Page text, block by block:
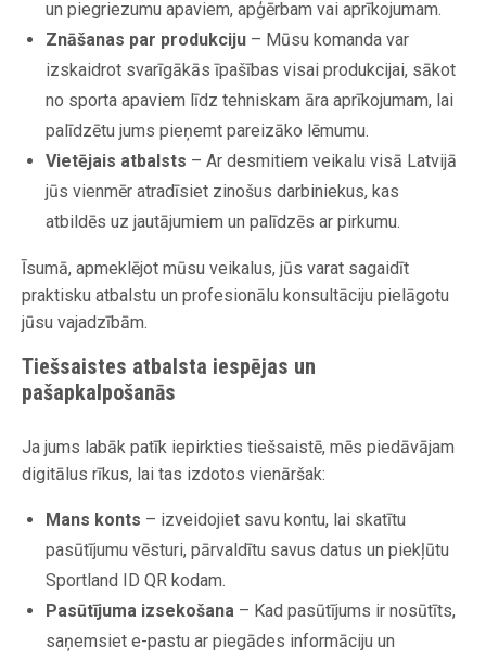
un piegriezumu apaviem, apģērbam vai aprīkojumam.
Znāšanas par produkciju – Mūsu komanda var
izskaidrot svarīgākās īpašības visai produkcijai, sākot
no sporta apaviem līdz tehniskam āra aprīkojumam, lai
palīdzētu jums pieņemt pareizāko lēmumu.
Vietējais atbalsts – Ar desmitiem veikalu visā Latvijā
jūs vienmēr atradīsiet zinošus darbiniekus, kas
atbildēs uz jautājumiem un palīdzēs ar pirkumu.
Īsumā, apmeklējot mūsu veikalus, jūs varat sagaidīt
praktisku atbalstu un profesionālu konsultāciju pielāgotu
jūsu vajadzībām.
Tiešsaistes atbalsta iespējas un
pašapkalpošanās
Ja jums labāk patīk iepirkties tiešsaistē, mēs piedāvājam
digitālus rīkus, lai tas izdotos vienāršak:
Mans konts – izveidojiet savu kontu, lai skatītu
pasūtījumu vēsturi, pārvaldītu savus datus un piekļūtu
Sportland ID QR kodam.
Pasūtījuma izsekošana – Kad pasūtījums ir nosūtīts,
saņemsiet e-pastu ar piegādes informāciju un